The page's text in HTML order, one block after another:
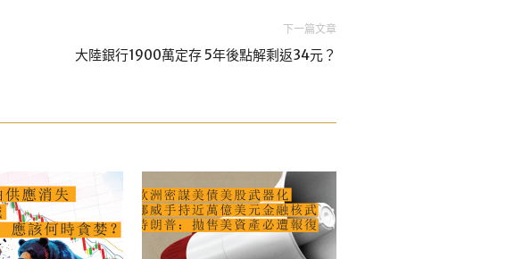
下一篇文章
大陸銀行1900萬定存 5年後點解剩返34元？